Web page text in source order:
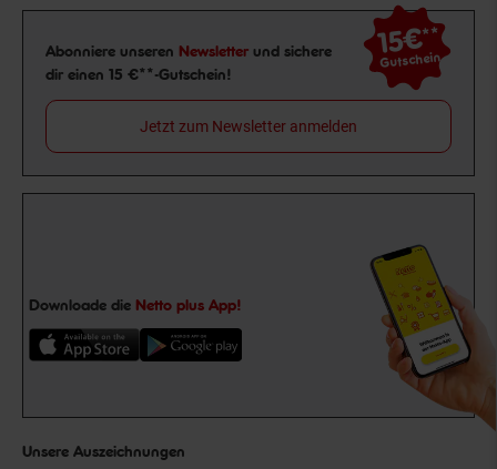
Newsletter Anmeldung
Abonniere unseren Newsletter und sichere
dir einen 15 €**-Gutschein!
15€**
Gutschein
Jetzt zum Newsletter anmelden
Downloade die Netto plus App!
Unsere Auszeichnungen